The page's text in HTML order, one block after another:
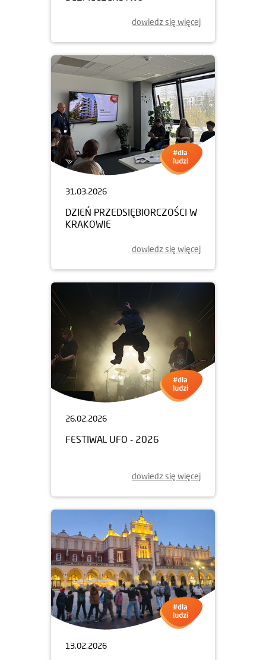
dowiedz się więcej
31.03.2026
DZIEŃ PRZEDSIĘBIORCZOŚCI W
KRAKOWIE
dowiedz się więcej
26.02.2026
FESTIWAL UFO - 2026
dowiedz się więcej
13.02.2026